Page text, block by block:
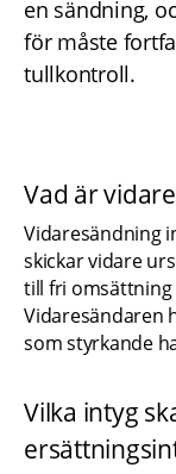
en sändning,
för måste
tullkontroll.
Vad är
Vidaresändning
skickar vidare
till fri
Vidaresändaren
som styrkande
Vilka intyg